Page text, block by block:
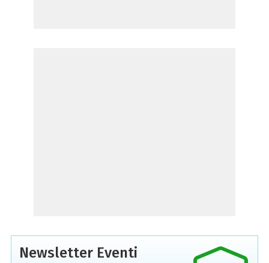
Newsletter Eventi